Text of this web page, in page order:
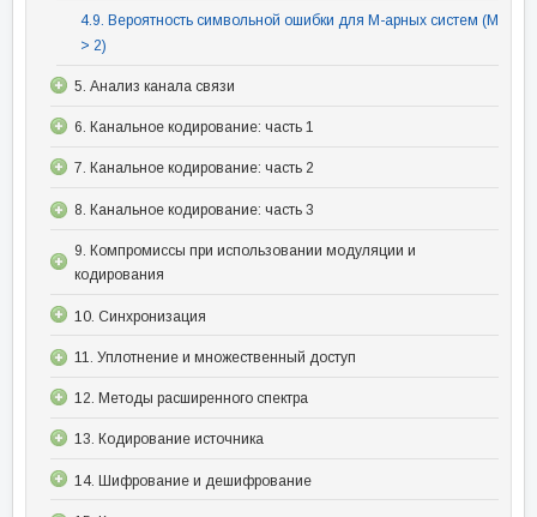
4.9. Вероятность символьной ошибки для М-арных систем (М
> 2)
5. Анализ канала связи
6. Канальное кодирование: часть 1
7. Канальное кодирование: часть 2
8. Канальное кодирование: часть 3
9. Компромиссы при использовании модуляции и
кодирования
10. Синхронизация
11. Уплотнение и множественный доступ
12. Методы расширенного спектра
13. Кодирование источника
14. Шифрование и дешифрование